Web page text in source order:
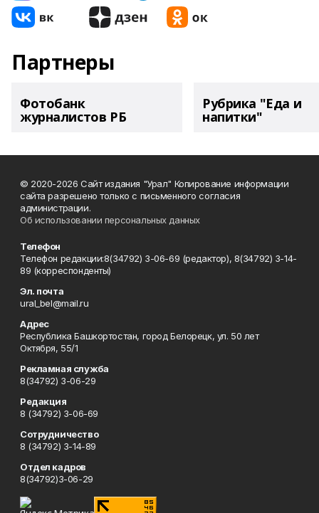
Партнеры
Фотобанк
журналистов РБ
Рубрика "Еда и
напитки"
© 2020-2026 Сайт издания "Урал" Копирование информации
сайта разрешено только с письменного согласия
администрации.
Об использовании персональных данных
Телефон
Телефон редакции:8(34792) 3-06-69 (редактор), 8(34792) 3-14-
89 (корреспонденты)
Эл. почта
ural_bel@mail.ru
Адрес
Республика Башкортостан, город Белорецк, ул. 50 лет
Октября, 55/1
Рекламная служба
8(34792) 3-06-29
Редакция
8 (34792) 3-06-69
Сотрудничество
8 (34792) 3-14-89
Отдел кадров
8(34792)3-06-29